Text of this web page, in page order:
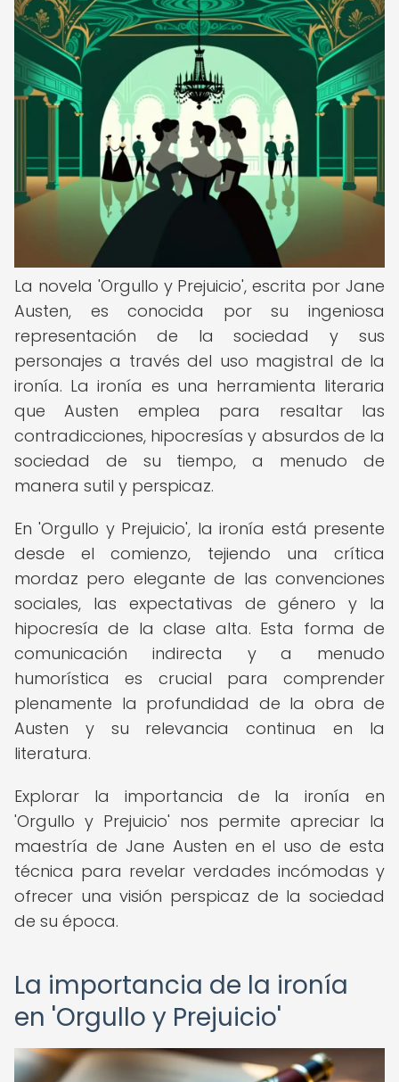
La novela 'Orgullo y Prejuicio', escrita por Jane
Austen, es conocida por su ingeniosa
representación de la sociedad y sus
personajes a través del uso magistral de la
ironía. La ironía es una herramienta literaria
que Austen emplea para resaltar las
contradicciones, hipocresías y absurdos de la
sociedad de su tiempo, a menudo de
manera sutil y perspicaz.
En 'Orgullo y Prejuicio', la ironía está presente
desde el comienzo, tejiendo una crítica
mordaz pero elegante de las convenciones
sociales, las expectativas de género y la
hipocresía de la clase alta. Esta forma de
comunicación indirecta y a menudo
humorística es crucial para comprender
plenamente la profundidad de la obra de
Austen y su relevancia continua en la
literatura.
Explorar la importancia de la ironía en
'Orgullo y Prejuicio' nos permite apreciar la
maestría de Jane Austen en el uso de esta
técnica para revelar verdades incómodas y
ofrecer una visión perspicaz de la sociedad
de su época.
La importancia de la ironía
en 'Orgullo y Prejuicio'